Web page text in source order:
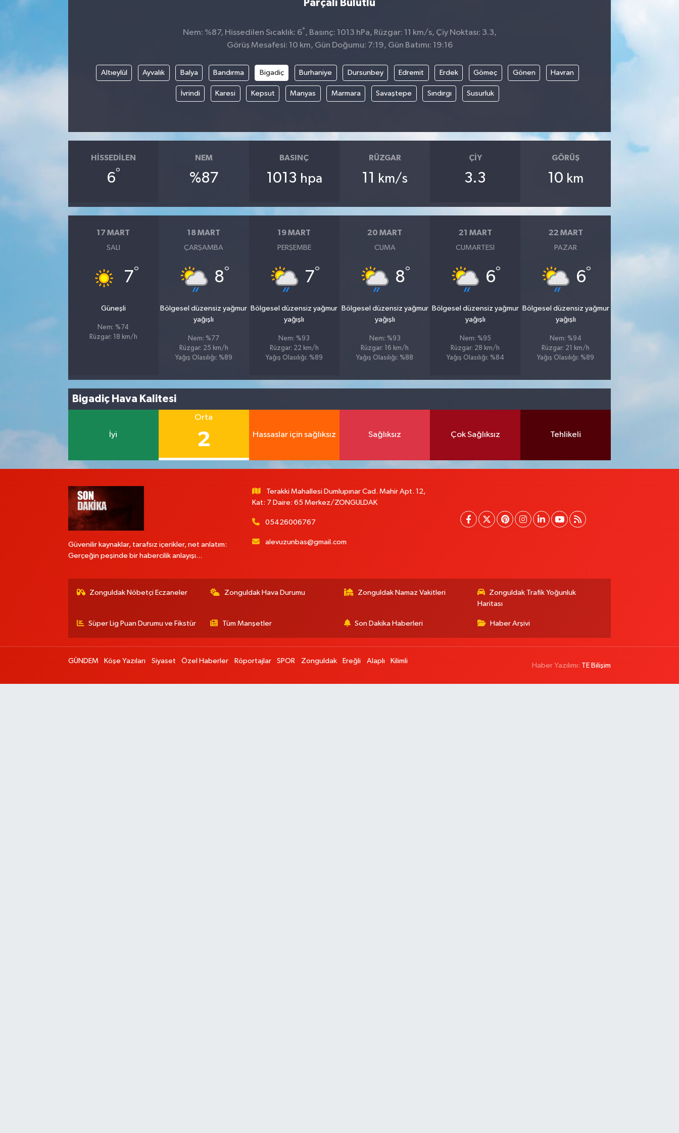
Parçalı Bulutlu
Nem: %87, Hissedilen Sıcaklık: 6° , Basınç: 1013 hPa, Rüzgar: 11 km/s, Çiy Noktası: 3.3,
Görüş Mesafesi: 10 km, Gün Doğumu: 7:19, Gün Batımı: 19:16
Altıeylül Ayvalık Balya Bandırma Bigadiç Burhaniye Dursunbey Edremit Erdek Gömeç Gönen Havran
İvrindi Karesi Kepsut Manyas Marmara Savaştepe Sındırgı Susurluk
HISSEDILEN
6°
NEM
%87
BASINÇ
1013 hpa
RÜZGAR
11 km/s
ÇIY
3.3
GÖRÜŞ
10 km
17 MART
SALI
7°
Güneşli
Nem: %74
Rüzgar: 18 km/h
18 MART
ÇARŞAMBA
8°
Bölgesel düzensiz yağmur
yağışlı
Nem: %77
Rüzgar: 25 km/h
Yağış Olasılığı: %89
19 MART
PERŞEMBE
7°
Bölgesel düzensiz yağmur
yağışlı
Nem: %93
Rüzgar: 22 km/h
Yağış Olasılığı: %89
20 MART
CUMA
8°
Bölgesel düzensiz yağmur
yağışlı
Nem: %93
Rüzgar: 16 km/h
Yağış Olasılığı: %88
21 MART
CUMARTESI
6°
Bölgesel düzensiz yağmur
yağışlı
Nem: %95
Rüzgar: 28 km/h
Yağış Olasılığı: %84
22 MART
PAZAR
6°
Bölgesel düzensiz yağmur
yağışlı
Nem: %94
Rüzgar: 21 km/h
Yağış Olasılığı: %89
Bigadiç Hava Kalitesi
İyi
Orta
2 Hassaslar için sağlıksız Sağlıksız Çok Sağlıksız Tehlikeli
Güvenilir kaynaklar, tarafsız içerikler, net anlatım:
Gerçeğin peşinde bir habercilik anlayışı...
Terakki Mahallesi Dumlupınar Cad. Mahir Apt. 12,
Kat: 7 Daire: 65 Merkez/ZONGULDAK
05426006767
alevuzunbas@gmail.com
Zonguldak Nöbetçi Eczaneler Zonguldak Hava Durumu Zonguldak Namaz Vakitleri
Zonguldak Trafik Yoğunluk
Haritası
Süper Lig Puan Durumu ve Fikstür Tüm Manşetler Son Dakika Haberleri Haber Arşivi
GÜNDEM Köşe Yazıları Siyaset Özel Haberler Röportajlar SPOR Zonguldak Ereğli Alaplı Kilimli
Haber Yazılımı: TE Bilişim
YAŞAM